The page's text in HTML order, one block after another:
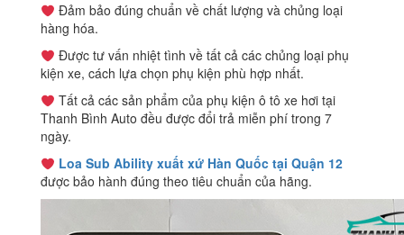
Đảm bảo đúng chuẩn về chất lượng và chủng loại
hàng hóa.
Được tư vấn nhiệt tình về tất cả các chủng loại phụ
kiện xe, cách lựa chọn phụ kiện phù hợp nhất.
Tất cả các sản phẩm của phụ kiện ô tô xe hơi tại
Thanh Bình Auto đều được đổi trả miễn phí trong 7
ngày.
Loa Sub Ability xuất xứ Hàn Quốc tại Quận 12
được bảo hành đúng theo tiêu chuẩn của hãng.